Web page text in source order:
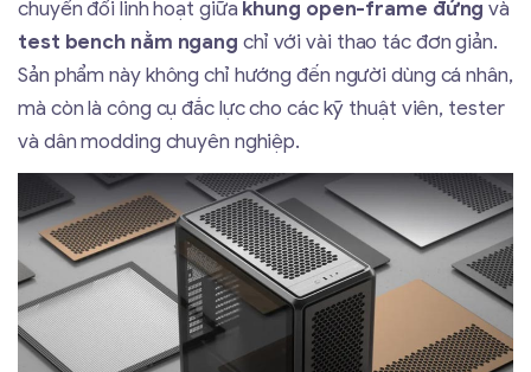
chuyển đổi linh hoạt giữa khung open-frame đứng và
test bench nằm ngang chỉ với vài thao tác đơn giản.
Sản phẩm này không chỉ hướng đến người dùng cá nhân,
mà còn là công cụ đắc lực cho các kỹ thuật viên, tester
và dân modding chuyên nghiệp.